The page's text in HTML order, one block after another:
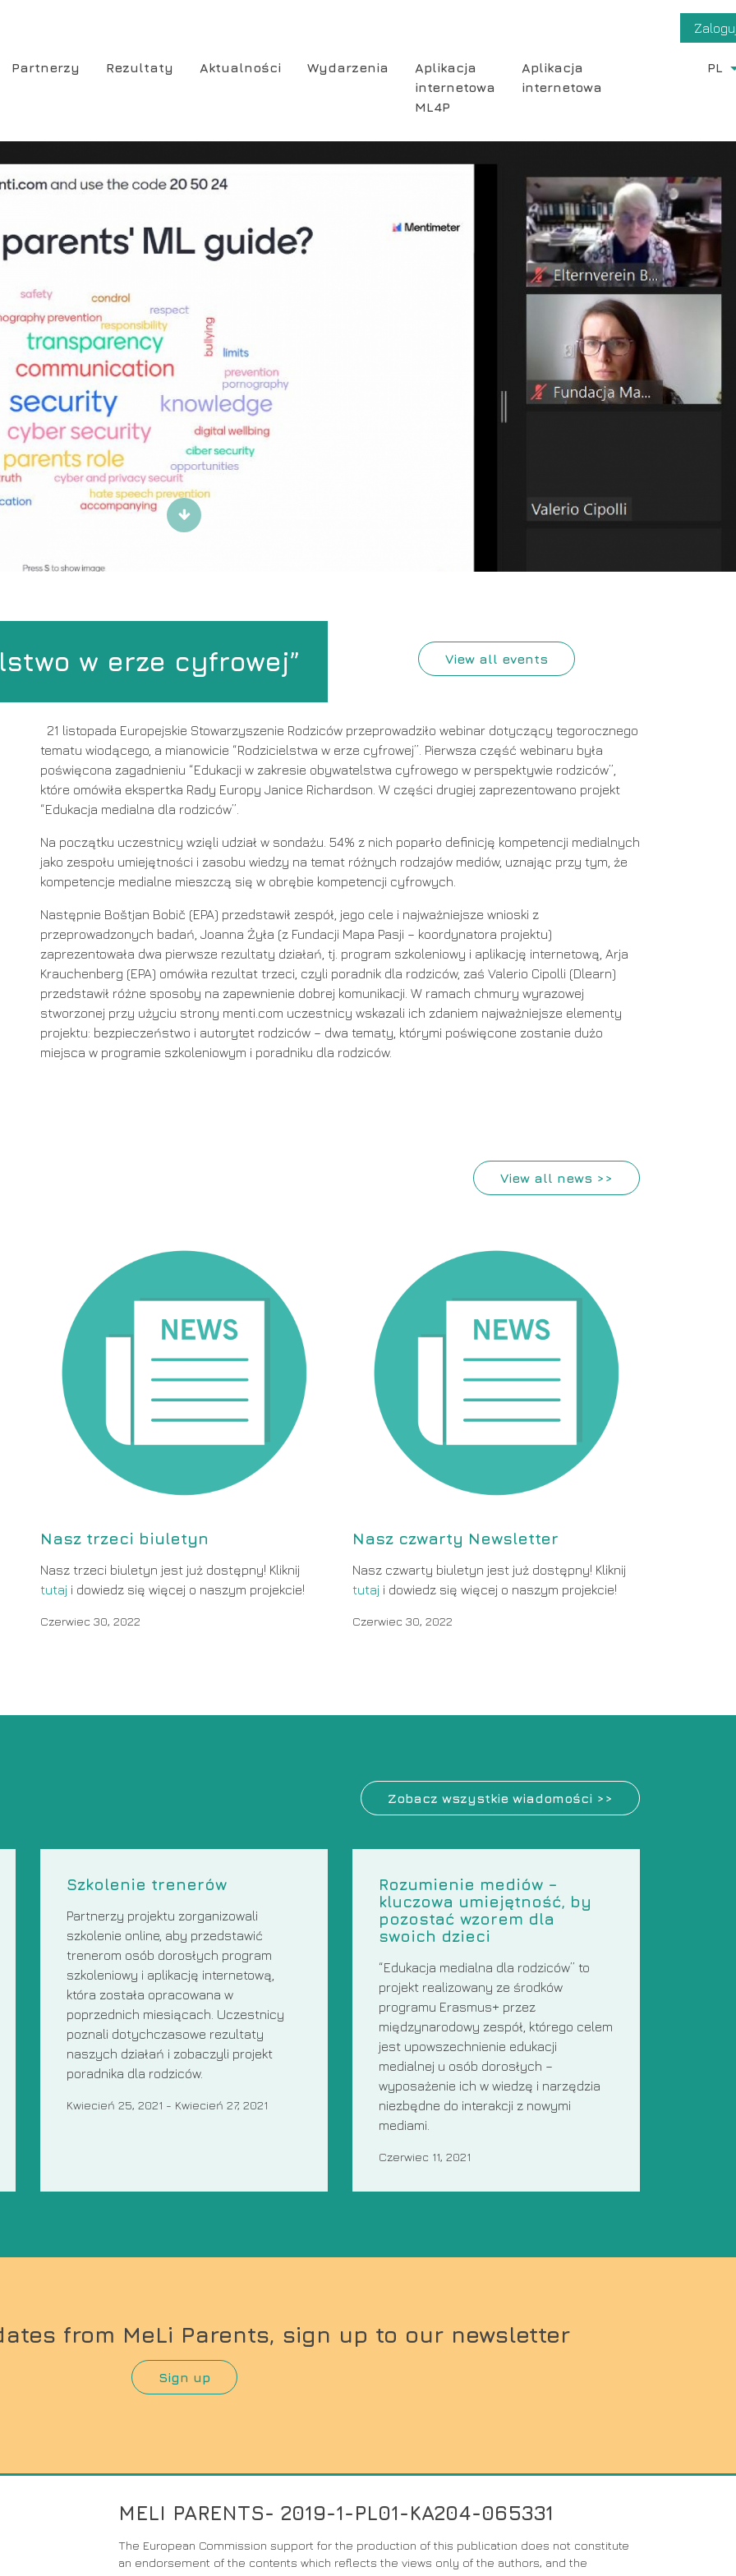
User
menu
Partnerzy Rezultaty Aktualności Wydarzenia
Aplikacja
internetowa
ML4P
Aplikacja
internetowa
PL
Scroll
to
w erze cyfrowej” View all events
21 listopada Europejskie Stowarzyszenie Rodziców przeprowadziło webinar dotyczący tegorocznego
tematu wiodącego, a mianowicie “Rodzicielstwa w erze cyfrowej”. Pierwsza część webinaru była
poświęcona zagadnieniu “Edukacji w zakresie obywatelstwa cyfrowego w perspektywie rodziców”,
które omówiła ekspertka Rady Europy Janice Richardson. W części drugiej zaprezentowano projekt
“Edukacja medialna dla rodziców”.
Na początku uczestnicy wzięli udział w sondażu. 54% z nich poparło definicję kompetencji medialnych
jako zespołu umiejętności i zasobu wiedzy na temat różnych rodzajów mediów, uznając przy tym, że
kompetencje medialne mieszczą się w obrębie kompetencji cyfrowych.
Następnie Boštjan Bobič (EPA) przedstawił zespół, jego cele i najważniejsze wnioski z
przeprowadzonych badań, Joanna Żyła (z Fundacji Mapa Pasji – koordynatora projektu)
zaprezentowała dwa pierwsze rezultaty działań, tj. program szkoleniowy i aplikację internetową, Arja
Krauchenberg (EPA) omówiła rezultat trzeci, czyli poradnik dla rodziców, zaś Valerio Cipolli (Dlearn)
przedstawił różne sposoby na zapewnienie dobrej komunikacji. W ramach chmury wyrazowej
stworzonej przy użyciu strony menti.com uczestnicy wskazali ich zdaniem najważniejsze elementy
projektu: bezpieczeństwo i autorytet rodziców – dwa tematy, którymi poświęcone zostanie dużo
miejsca w programie szkoleniowym i poradniku dla rodziców.
Nasz trzeci biuletyn
Nasz trzeci biuletyn jest już dostępny! Kliknij
tutaj i dowiedz się więcej o naszym projekcie!
Czerwiec 30, 2022
Nasz czwarty Newsletter
Nasz czwarty biuletyn jest już dostępny! Kliknij
tutaj i dowiedz się więcej o naszym projekcie!
Czerwiec 30, 2022
View all news >>
Szkolenie trenerów
Partnerzy projektu zorganizowali
szkolenie online, aby przedstawić
trenerom osób dorosłych program
szkoleniowy i aplikację internetową,
która została opracowana w
poprzednich miesiącach. Uczestnicy
poznali dotychczasowe rezultaty
naszych działań i zobaczyli projekt
poradnika dla rodziców.
Kwiecień 25, 2021 - Kwiecień 27, 2021
Rozumienie mediów –
kluczowa umiejętność, by
pozostać wzorem dla
swoich dzieci
“Edukacja medialna dla rodziców” to
projekt realizowany ze środków
programu Erasmus+ przez
międzynarodowy zespół, którego celem
jest upowszechnienie edukacji
medialnej u osób dorosłych –
wyposażenie ich w wiedzę i narzędzia
niezbędne do interakcji z nowymi
mediami.
Czerwiec 11, 2021
Zobacz wszystkie wiadomości >>
from MeLi Parents, sign up to our newsletter
Sign up
MELI PARENTS- 2019-1-PL01-KA204-065331
The European Commission support for the production of this publication does not constitute
an endorsement of the contents which reflects the views only of the authors, and the